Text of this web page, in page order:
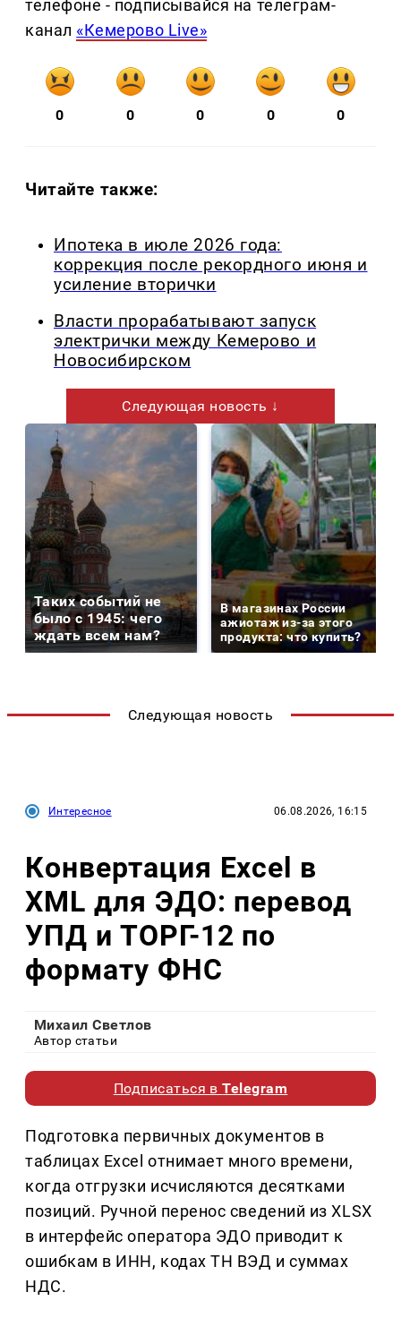
телефоне - подписывайся на телеграм-
канал «Кемерово Live»
0 0 0 0 0
Читайте также:
Ипотека в июле 2026 года:
коррекция после рекордного июня и
усиление вторички
Власти прорабатывают запуск
электрички между Кемерово и
Новосибирском
Следующая новость ↓
Таких событий не
было с 1945: чего
ждать всем нам?
В магазинах России
ажиотаж из-за этого
продукта: что купить?
Следующая новость
Интересное 06.08.2026, 16:15
Конвертация Excel в
XML для ЭДО: перевод
УПД и ТОРГ-12 по
формату ФНС
Михаил Светлов
Автор статьи
Подписаться вTelegram
Подготовка первичных документов в
таблицах Excel отнимает много времени,
когда отгрузки исчисляются десятками
позиций. Ручной перенос сведений из XLSX
в интерфейс оператора ЭДО приводит к
ошибкам в ИНН, кодах ТН ВЭД и суммах
НДС.